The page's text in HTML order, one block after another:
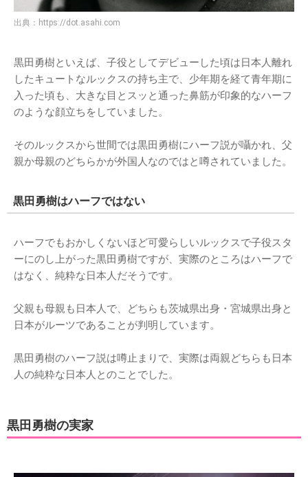
出典： https://dot.asahi.com
黒田勇樹といえば、子役としてデビューした頃は日本人離れ
したキュートなルックスの持ち主で、少年期を経て青年期に
入った頃も、大きな目とスッと通った鼻筋が印象的なハーフ
のような顔立ちをしていました。
そのルックスから世間では黒田勇樹にハーフ説が囁かれ、父
親か母親のどちらかが外国人なのではと噂されていました。
黒田勇樹はハーフではない
ハーフでもおかしくないほど可愛らしいルックスで子役スタ
ーにのし上がった黒田勇樹ですが、実際のところはハーフで
はなく、純粋な日本人だそうです。
父親も母親も日本人で、どちらも茨城県出身・宮城県出身と
日本がルーツであることが判明しています。
黒田勇樹のハーフ説は噂止まりで、実際は両親どちらも日本
人の純粋な日本人とのことでした。
黒田勇樹の実家